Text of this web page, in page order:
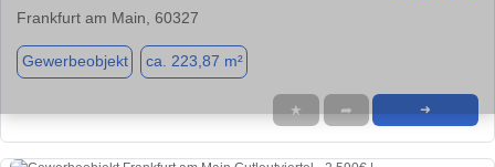
Frankfurt am Main, 60327
Gewerbeobjekt ca. 223,87 m²
★ ➦ ➜